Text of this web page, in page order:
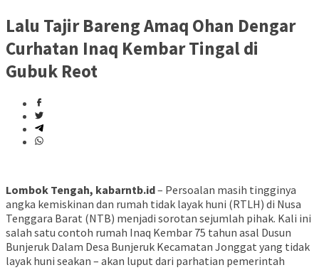
Lalu Tajir Bareng Amaq Ohan Dengar
Curhatan Inaq Kembar Tingal di
Gubuk Reot
Lombok Tengah, kabarntb.id– Persoalan masih tingginya
angka kemiskinan dan rumah tidak layak huni (RTLH) di Nusa
Tenggara Barat (NTB) menjadi sorotan sejumlah pihak. Kali ini
salah satu contoh rumah Inaq Kembar 75 tahun asal Dusun
Bunjeruk Dalam Desa Bunjeruk Kecamatan Jonggat yang tidak
layak huni seakan – akan luput dari parhatian pemerintah